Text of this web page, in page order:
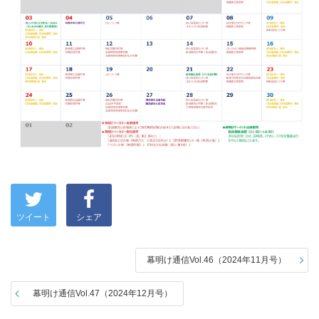
ツイート シェア
幕明け通信Vol.46（2024年11月号）
幕明け通信Vol.47（2024年12月号）